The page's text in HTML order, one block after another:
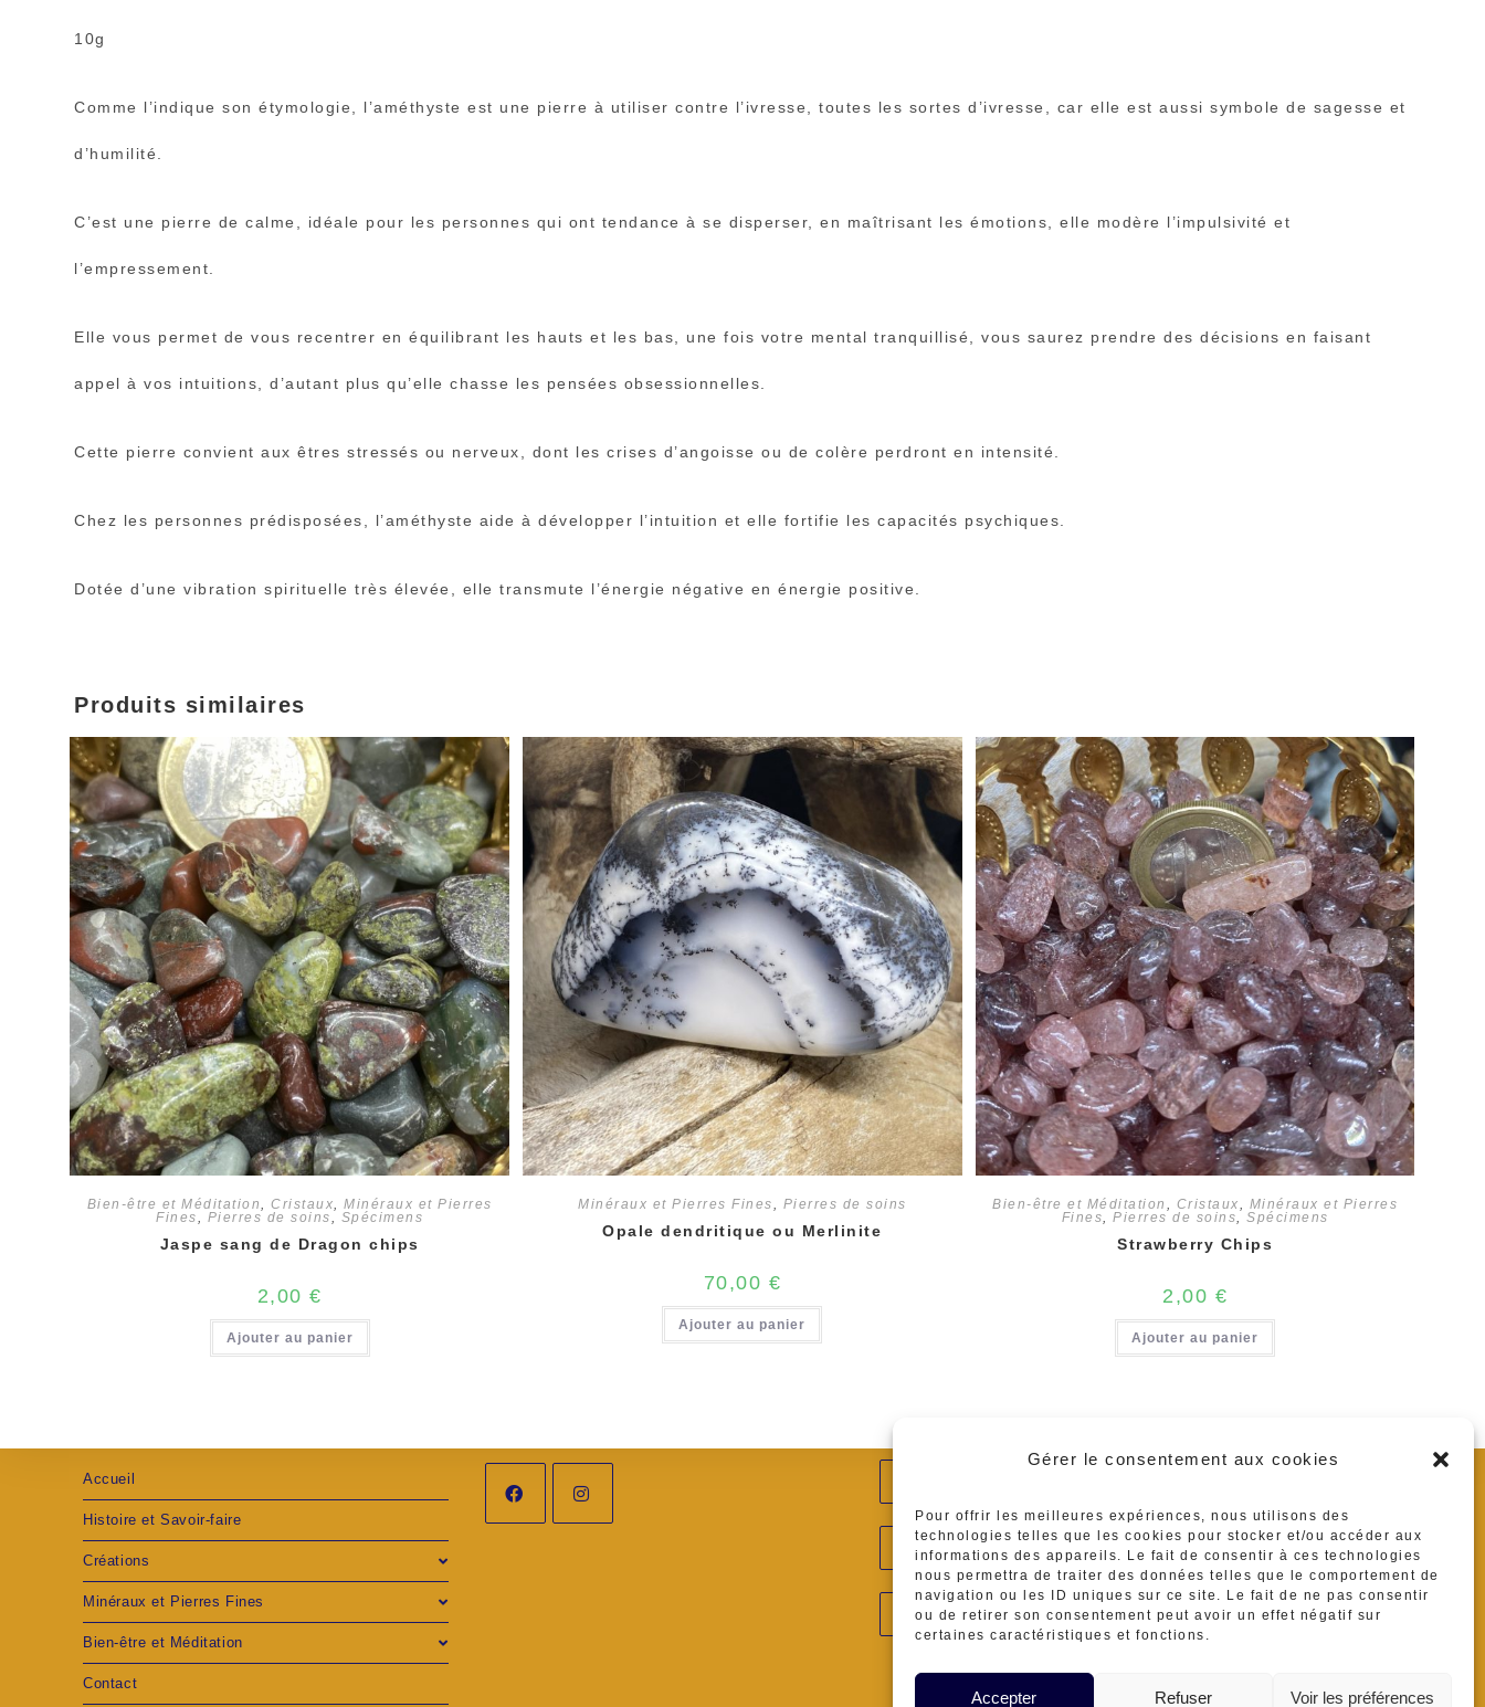
Gérer le consentement aux cookies
Pour offrir les meilleures expériences, nous utilisons des
technologies telles que les cookies pour stocker et/ou accéder aux
informations des appareils. Le fait de consentir à ces technologies
nous permettra de traiter des données telles que le comportement de
navigation ou les ID uniques sur ce site. Le fait de ne pas consentir
ou de retirer son consentement peut avoir un effet négatif sur
certaines caractéristiques et fonctions.
Accepter Refuser Voir les préférences
10g
Comme l’indique son étymologie, l’améthyste est une pierre à utiliser contre l’ivresse, toutes les sortes d’ivresse, car elle est aussi symbole de sagesse et
d’humilité.
C’est une pierre de calme, idéale pour les personnes qui ont tendance à se disperser, en maîtrisant les émotions, elle modère l’impulsivité et
l’empressement.
Elle vous permet de vous recentrer en équilibrant les hauts et les bas, une fois votre mental tranquillisé, vous saurez prendre des décisions en faisant
appel à vos intuitions, d’autant plus qu’elle chasse les pensées obsessionnelles.
Cette pierre convient aux êtres stressés ou nerveux, dont les crises d’angoisse ou de colère perdront en intensité.
Chez les personnes prédisposées, l’améthyste aide à développer l’intuition et elle fortifie les capacités psychiques.
Dotée d’une vibration spirituelle très élevée, elle transmute l’énergie négative en énergie positive.
Produits similaires
Bien-être et Méditation,Cristaux,Minéraux et Pierres
Fines, Pierres de soins, Spécimens
Jaspe sang de Dragon chips
2,00€
Ajouter au panier
Minéraux et Pierres Fines, Pierres de soins
Opale dendritique ou Merlinite
70,00 €
Ajouter au panier
Bien-être et Méditation , Cristaux, Minéraux et Pierres
Fines,Pierres de soins,Spécimens
Strawberry Chips
2,00 €
Ajouter au panier
Accueil
Histoire et Savoir-faire
Créations
Minéraux et Pierres Fines
Bien-être et Méditation
Contact
Téléphone :
0629416839
S’ouvre
dans
E-mail :
ateliermineraux@gmail.comS’ouvre
dans